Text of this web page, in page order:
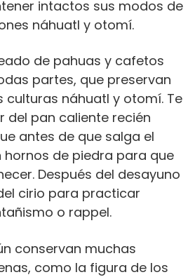
intactos sus modos de
náhuatl y otomí.
de pahuas y cafetos
partes, que preservan
culturas náhuatl y otomí. Te
del pan caliente recién
antes de que salga el
hornos de piedra para que
Después del desayuno
cirio para practicar
o rappel.
conservan muchas
como la figura de los